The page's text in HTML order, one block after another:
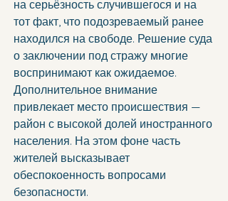
на серьёзность случившегося и на
тот факт, что подозреваемый ранее
находился на свободе. Решение суда
о заключении под стражу многие
воспринимают как ожидаемое.
Дополнительное внимание
привлекает место происшествия —
район с высокой долей иностранного
населения. На этом фоне часть
жителей высказывает
обеспокоенность вопросами
безопасности.